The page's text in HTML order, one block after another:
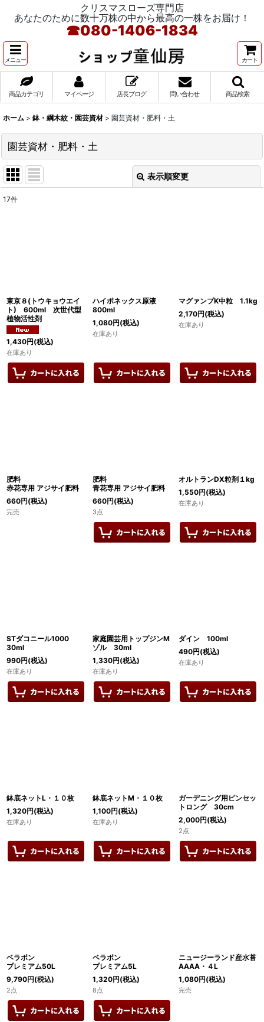
クリスマスローズ専門店
あなたのために数十万株の中から最高の一株をお届け！
☎080-1406-1834
メニュー カート
商品カテゴリ マイページ 店長ブログ 問い合わせ 商品検索
ホーム > 鉢・綱木紋・園芸資材 > 園芸資材・肥料・土
園芸資材・肥料・土
表示順変更
絞り込む
17件
東京８(トウキョウエイ
ト) 600ml 次世代型
植物活性剤
1,430円(税込)
在庫あり
ハイポネックス原液
800ml
1,080円(税込)
在庫あり
マグァンプK中粒 1.1kg
2,170円(税込)
在庫あり
肥料
赤花専用 アジサイ肥料
660円(税込)
完売
肥料
青花専用 アジサイ肥料
660円(税込)
3点
オルトランDX粒剤１kg
1,550円(税込)
在庫あり
STダコニール1000
30ml
990円(税込)
在庫あり
家庭園芸用トップジンM
ゾル 30ml
1,330円(税込)
在庫あり
ダイン 100ml
490円(税込)
在庫あり
鉢底ネットL・１０枚
1,320円(税込)
在庫あり
鉢底ネットM・１０枚
1,100円(税込)
在庫あり
ガーデニング用ピンセッ
トロング 30cm
2,000円(税込)
2点
ベラボン
プレミアム50L
9,790円(税込)
2点
ベラボン
プレミアム5L
1,320円(税込)
8点
ニュージーランド産水苔
AAAA・４L
1,080円(税込)
完売